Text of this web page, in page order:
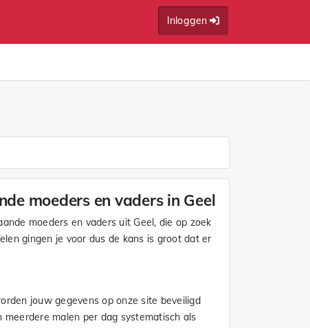
Inloggen
moeders en vaders in Geel
moeders en vaders uit Geel, die op zoek
gingen je voor dus de kans is groot dat er
jouw gegevens op onze site beveiligd
malen per dag systematisch als